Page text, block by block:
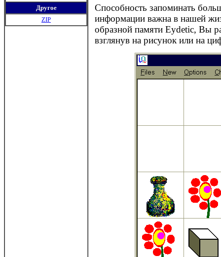
Другое
ZIP
Способность запоминать
информации важна в нашей
образной памяти Eydetic, Вы
взглянув на рисунок или на